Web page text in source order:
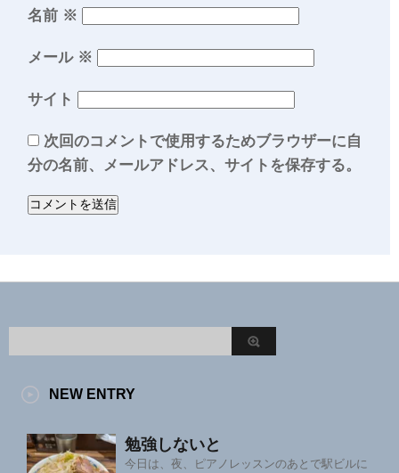
名前 ※
メール ※
サイト
次回のコメントで使用するためブラウザーに自
分の名前、メールアドレス、サイトを保存する。
NEW ENTRY
勉強しないと
今日は、夜、ピアノレッスンのあとで駅ビルに